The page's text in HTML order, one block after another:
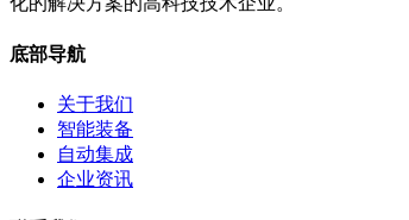
底部导航
关于我们
智能装备
自动集成
企业资讯